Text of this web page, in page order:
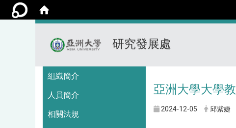
研究發展處
組織簡介
人員簡介
相關法規
亞洲大學大學
2024-12-05 邱紫婕